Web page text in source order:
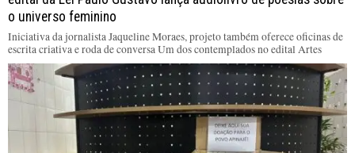
o universo feminino
Iniciativa da jornalista Jaqueline Moraes, projeto também oferece oficinas de
escrita criativa e roda de conversa Um dos contemplados no edital Artes